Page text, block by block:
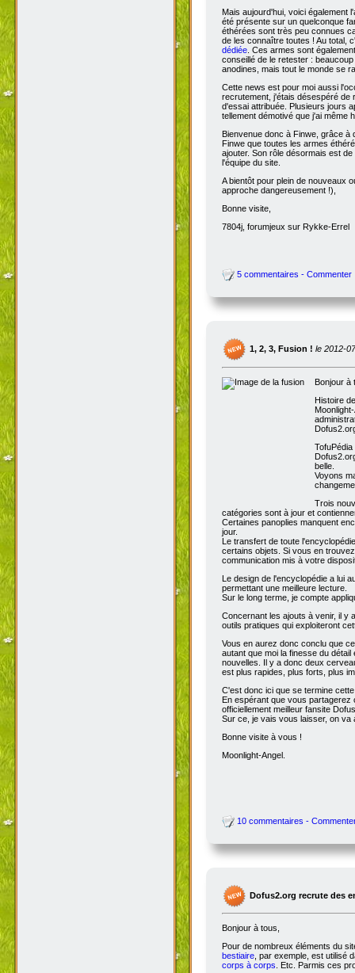
Mais aujourd'hui, voici également
été présente sur un quelconque
éthérées sont très peu connues
de les connaître toutes ! Au total,
dédiée. Ces armes sont
conseillé de le retester :
anodines, mais tout le monde se
Cette news est pour moi aussi
recrutement, j'étais désespéré de
d'essai attribuée. Plusieurs jours
tellement démotivé que j'ai même
Bienvenue donc à Finwe, grâce
Finwe que toutes les armes
ajouter. Son rôle désormais est
l'équipe du site.
A bientôt pour plein de nouveaux
approche dangereusement !),
Bonne visite,
7804j, forumjeux sur Rykke-Errel
5 commentaires - Commenter
1, 2, 3, Fusion ! le 2012-
Bonjour à
Histoire
belle.
Voyons
Trois
catégories sont à jour et
Certaines panoplies manquent
jour.
Le transfert de toute
certains objets. Si vous en
communication mis à votre
Le design de l'encyclopédie a lui
permettant une meilleure lecture.
Sur le long terme, je compte
Concernant les ajouts à venir, il y
outils pratiques qui exploiteront
Vous en aurez donc conclu que
autant que moi la finesse du
nouvelles. Il y a donc deux
est plus rapides, plus forts, plus
C'est donc ici que se termine
En espérant que vous
officiellement meilleur fansite
Sur ce, je vais vous laisser, on va
Bonne visite à vous !
Moonlight-Angel.
10 commentaires -
Dofus2.org recrute des
Bonjour à tous,
Pour de nombreux éléments du
bestiaire, par exemple, est utilisé
corps à corps. Etc. Parmis ces